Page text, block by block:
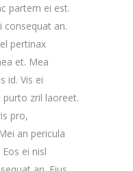
partem ei est.
consequat an.
pertinax
et. Mea
id. Vis ei
purto zril laoreet.
pro,
an pericula
ei nisl